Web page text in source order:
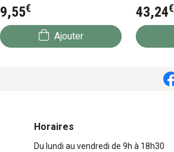
9,55€
Ajouter
43,24€
Horaires
Du lundi au vendredi de 9h à 18h30